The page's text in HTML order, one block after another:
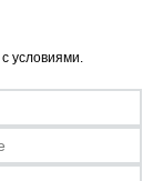
моих
не
условии
что
условиями.